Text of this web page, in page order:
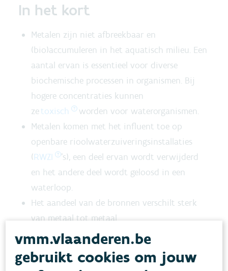
In het kort
Metalen zijn niet afbreekbaar en
(bio)accumuleren in het aquatisch milieu. Een
aantal ervan is essentieel voor diverse
biochemische processen in organismen. Bij
hogere concentraties kunnen
zetoxisch
worden voor waterorganismen.
Metalen komen met het influent toe op
openbare rioolwaterzuiveringsinstallaties
(RWZI
's), een deel ervan wordt verwijderd
en het andere deel wordt geloosd in een
waterloop.
Het aandeel van de bronnen verschilt sterk
van metaal tot metaal.
Het zuiveringsrendement voor metalen
lood.
vmm.vlaanderen.be
gebruikt cookies om jouw